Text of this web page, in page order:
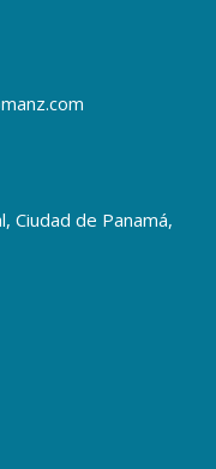
Ciudad de Panamá,